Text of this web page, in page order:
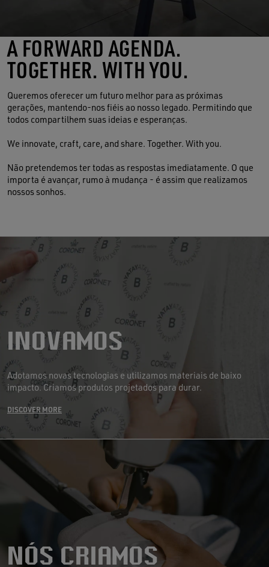
A FORWARD AGENDA.
TOGETHER. WITH YOU.
Queremos oferecer um futuro melhor para as próximas
gerações, mantendo-nos fiéis ao nosso legado. Permitindo que
todos compartilhem suas ideias e esperanças.
We innovate, craft, care, and share. Together. With you.
Não pretendemos ter todas as respostas imediatamente. O que
importa é avançar, rumo à mudança - é assim que realizamos
nossos sonhos.
INOVAMOS
Adotamos novas tecnologias e utilizamos materiais de baixo
impacto. Criamos produtos projetados para durar.
DISCOVER MORE
NÓS CRIAMOS